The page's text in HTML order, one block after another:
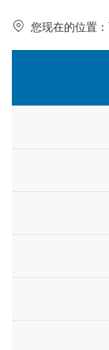
您现在的位置：